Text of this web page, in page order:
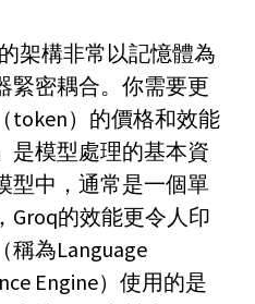
架構非常以記憶體為
緊密耦合。你需要更
token）的價格和效能
是模型處理的基本資
型中，通常是一個單
Groq的效能更令人印
稱為Language
Engine）使用的是